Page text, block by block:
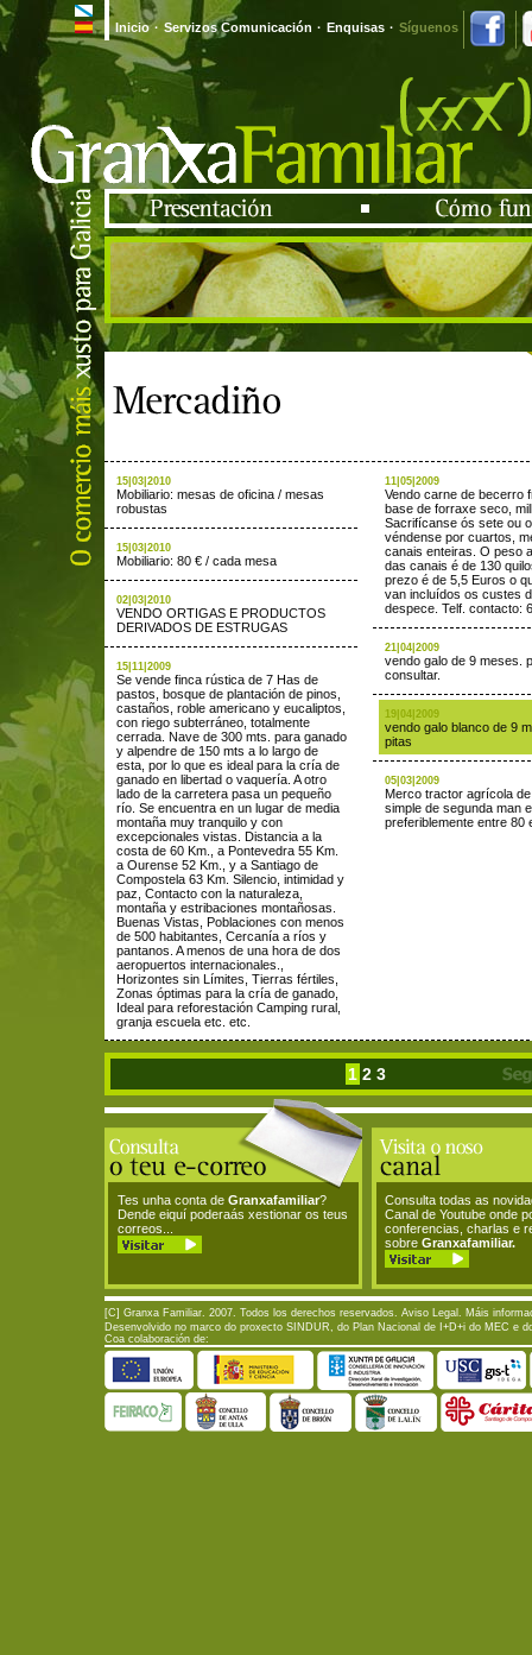
Inicio · Servizos Comunicación · Enquisas · Síguenos
11|05|2009
Vendo carne de becerro
base de forraxe seco,
Sacrifícanse ós sete ou
véndense por cuartos,
canais enteiras. O peso
das canais é de 130
prezo é de 5,5 Euros o
van incluídos os custes
despece. Telf. contacto:
21|04|2009
vendo galo de 9 meses.
consultar.
19|04|2009
vendo galo blanco de 9
pitas
05|03|2009
Merco tractor agrícola
simple de segunda man
preferiblemente entre 80
15|03|2010
Mobiliario: mesas de oficina / mesas
robustas
15|03|2010
Mobiliario: 80 € / cada mesa
02|03|2010
VENDO ORTIGAS E PRODUCTOS
DERIVADOS DE ESTRUGAS
15|11|2009
Se vende finca rústica de 7 Has de
pastos, bosque de plantación de pinos,
castaños, roble americano y eucaliptos,
con riego subterráneo, totalmente
cerrada. Nave de 300 mts. para ganado
y alpendre de 150 mts a lo largo de
esta, por lo que es ideal para la cría de
ganado en libertad o vaquería. A otro
lado de la carretera pasa un pequeño
río. Se encuentra en un lugar de media
montaña muy tranquilo y con
excepcionales vistas. Distancia a la
costa de 60 Km., a Pontevedra 55 Km.
a Ourense 52 Km., y a Santiago de
Compostela 63 Km. Silencio, intimidad y
paz, Contacto con la naturaleza,
montaña y estribaciones montañosas.
Buenas Vistas, Poblaciones con menos
de 500 habitantes, Cercanía a ríos y
pantanos. A menos de una hora de dos
aeropuertos internacionales.,
Horizontes sin Límites, Tierras fértiles,
Zonas óptimas para la cría de ganado,
Ideal para reforestación Camping rural,
granja escuela etc. etc.
1 2 3
Tes unha conta de Granxafamiliar?
Dende eiquí poderaás xestionar os teus
correos...
Consulta todas as
Canal de Youtube onde
conferencias, charlas e
sobre Granxafamiliar.
[C] Granxa Familiar. 2007. Todos los derechos reservados. Aviso Legal . Máis
Desenvolvido no marco do proxecto SINDUR, do Plan Nacional de I+D+i do MEC e
Coa colaboración de: